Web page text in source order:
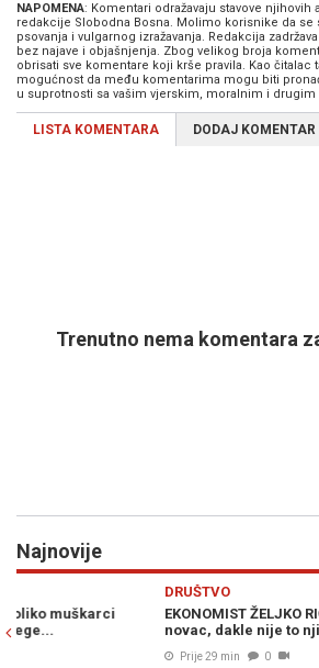
NAPOMENA: Komentari odražavaju stavove njihovih
redakcije Slobodna Bosna. Molimo korisnike da se
psovanja i vulgarnog izražavanja. Redakcija
bez najave i objašnjenja. Zbog velikog broja
obrisati sve komentare koji krše pravila. Kao čitalac
mogućnost da među komentarima mogu biti
u suprotnosti sa vašim vjerskim, moralnim i
LISTA KOMENTARA DODAJ KOMENTAR
Trenutno nema komentara
Najnovije
EKONOMIST ŽELJKO RIČKA UPOZORAVA:
novac, dakle nije to njihov novac, ovo je